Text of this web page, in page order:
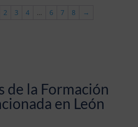
2 3 4 … 6 7 8 →
de la Formación
en León